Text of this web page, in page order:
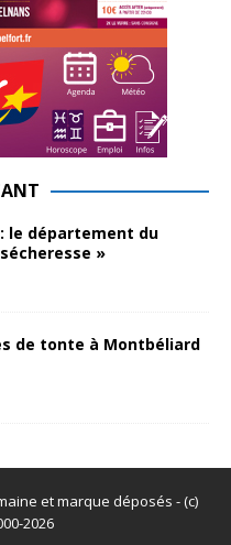
: le département du
»
de tonte à Montbéliard
et marque déposés - (c)
2026